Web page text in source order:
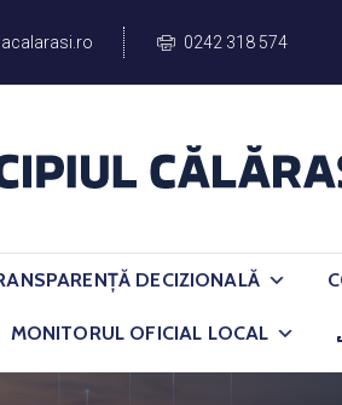
0242 318 574
DECIZIONALĂ
MONITORUL OFICIAL LOCAL